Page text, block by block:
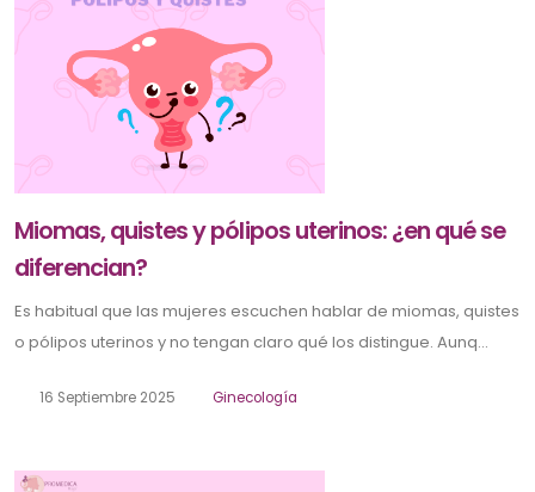
Miomas, quistes y pólipos uterinos: ¿en qué se
diferencian?
Es habitual que las mujeres escuchen hablar de miomas, quistes
o pólipos uterinos y no tengan claro qué los distingue. Aunq...
16 Septiembre 2025 Ginecología